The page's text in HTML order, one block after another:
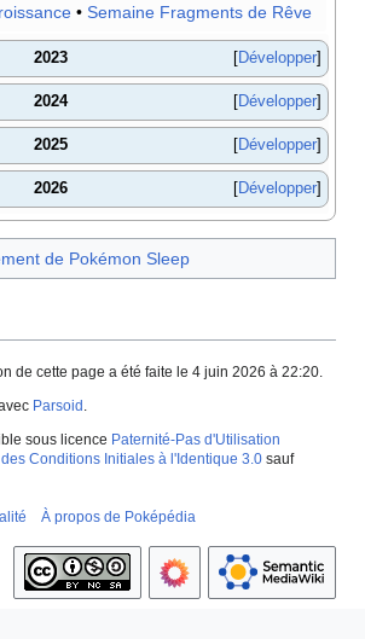
• Semaine Fragments de Rêve
Développer
2023
Développer
2024
Développer
2025
Développer
2026
de Pokémon Sleep
de cette page a été faite le 4 juin 2026 à 22:20.
Parsoid
sous licence Paternité-Pas d'Utilisation
Conditions Initiales à l'Identique 3.0 sauf
À propos de Poképédia